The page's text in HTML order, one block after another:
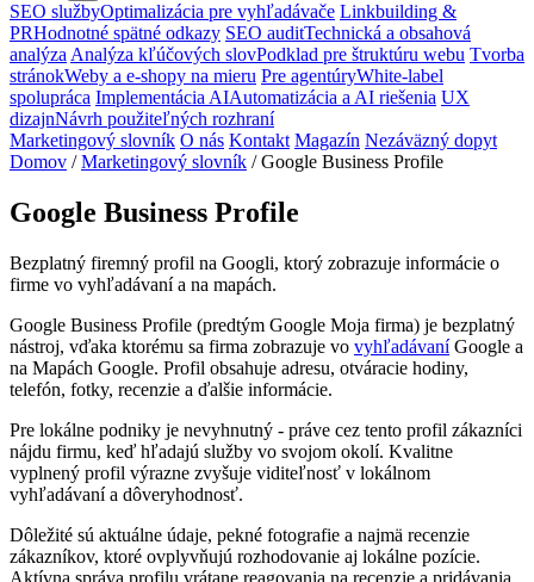
SEO službyOptimalizácia pre vyhľadávače Linkbuilding &
PRHodnotné spätné odkazy SEO auditTechnická a obsahová
analýza Analýza kľúčových slovPodklad pre štruktúru webu Tvorba
stránokWeby a e-shopy na mieru Pre agentúryWhite-label
spolupráca Implementácia AIAutomatizácia a AI riešenia UX
dizajnNávrh použiteľných rozhraní
Marketingový slovník O nás Kontakt Magazín Nezáväzný dopyt
Domov / Marketingový slovník /Google Business Profile
Google Business Profile
Bezplatný firemný profil na Googli, ktorý zobrazuje informácie o
firme vo vyhľadávaní a na mapách.
Google Business Profile (predtým Google Moja firma) je bezplatný
nástroj, vďaka ktorému sa firma zobrazuje vo vyhľadávaníGoogle a
na Mapách Google. Profil obsahuje adresu, otváracie hodiny,
telefón, fotky, recenzie a ďalšie informácie.
Pre lokálne podniky je nevyhnutný - práve cez tento profil zákazníci
nájdu firmu, keď hľadajú služby vo svojom okolí. Kvalitne
vyplnený profil výrazne zvyšuje viditeľnosť v lokálnom
vyhľadávaní a dôveryhodnosť.
Dôležité sú aktuálne údaje, pekné fotografie a najmä recenzie
zákazníkov, ktoré ovplyvňujú rozhodovanie aj lokálne pozície.
Aktívna správa profilu vrátane reagovania na recenzie a pridávania